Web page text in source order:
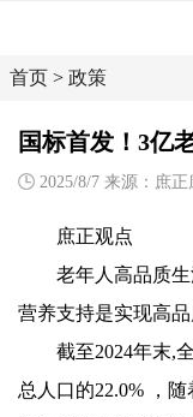
首页 > 政策
国标首发！3亿
2025/8/7 来源：庶正
庶正观点
老年人高品质
营养支持是实现高品
截至2024年末,
总人口的22.0% ，